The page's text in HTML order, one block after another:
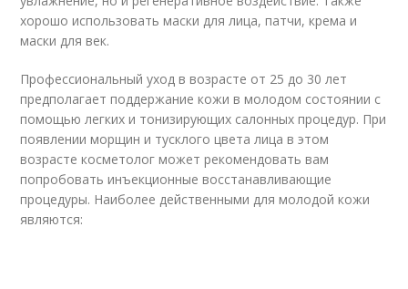
хорошо использовать маски для лица, патчи, крема и
маски для век.
Профессиональный уход в возрасте от 25 до 30 лет
предполагает поддержание кожи в молодом состоянии с
помощью легких и тонизирующих салонных процедур. При
появлении морщин и тусклого цвета лица в этом
возрасте косметолог может рекомендовать вам
попробовать инъекционные восстанавливающие
процедуры. Наиболее действенными для молодой кожи
являются: